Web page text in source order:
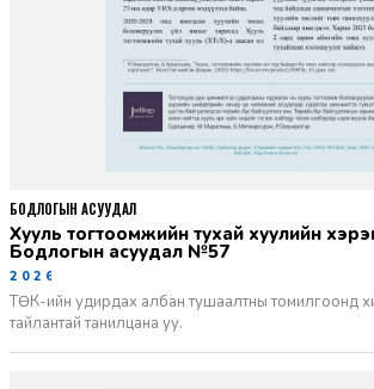
Хууль тогтоомжийн тухай хуулийн хэрэгжилт -
Бодлогын асуудал №57
2026-06-02
ТӨК-ийн удирдах албан тушаалтны томилгоонд
тайлантай танилцана уу.
БОДЛОГЫН АСУУДАЛ